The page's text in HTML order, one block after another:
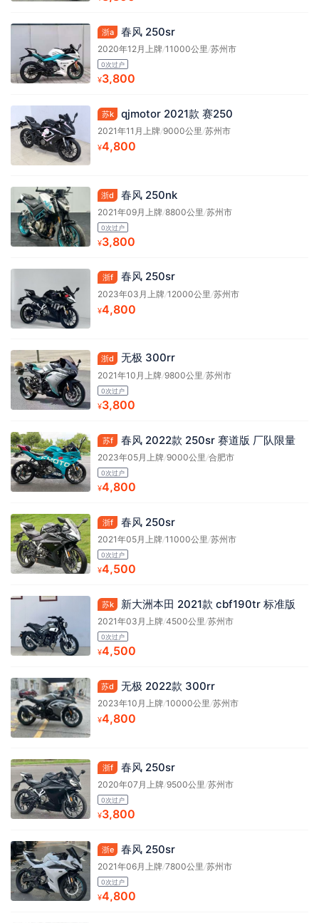
浙a 春风 250sr
2020年12月上牌/11000公里/苏州市
0次过户
¥3,800
苏k qjmotor 2021款 赛250
2021年11月上牌/9000公里 /苏州市
¥4,800
浙d 春风 250nk
2021年09月上牌/8800公里 /苏州市
0次过户
¥3,800
浙f 春风 250sr
2023年03月上牌/12000公里 /苏州市
¥4,800
浙d 无极 300rr
2021年10月上牌/9800公里 /苏州市
0次过户
¥3,800
苏f 春风 2022款 250sr 赛道版 厂队限量
2023年05月上牌/9000公里 /合肥市
0次过户
¥4,800
浙f 春风 250sr
2021年05月上牌/11000公里 /苏州市
0次过户
¥4,500
苏k 新大洲本田 2021款 cbf190tr 标准版
2021年03月上牌/4500公里 /苏州市
0次过户
¥4,500
苏d 无极 2022款 300rr
2023年10月上牌/10000公里 /苏州市
¥4,800
浙f 春风 250sr
2020年07月上牌/9500公里 /苏州市
0次过户
¥3,800
浙e 春风 250sr
2021年06月上牌/7800公里 /苏州市
0次过户
¥4,800